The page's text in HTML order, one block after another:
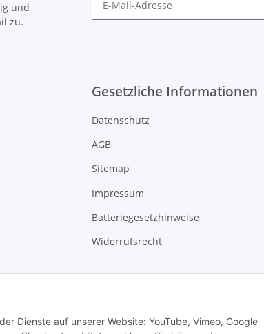
Dienste auf unserer Website: YouTube, Vimeo, Google
und
zu.
Gesetzliche Informationen
Datenschutz
AGB
Sitemap
Impressum
Batteriegesetzhinweise
Widerrufsrecht